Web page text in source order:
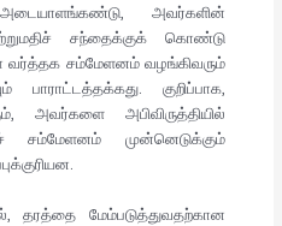
அடையாளங்கண்டு, அவர்களின்
சந்தைக்குக் கொண்டு
சம்மேளனம் வழங்கிவரும்
பாராட்டத்தக்கது. குறிப்பாக,
அவர்களை அபிவிருத்தியில்
சம்மேளனம் முன்னெடுக்கும்
தரத்தை மேம்படுத்துவதற்கான